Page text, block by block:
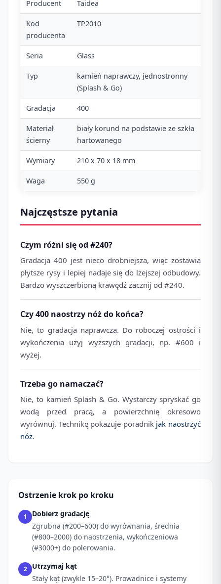
Producent Taidea
Kod
producenta
TP2010
Seria Glass
Typ
kamień naprawczy, jednostronny
(Splash & Go)
Gradacja 400
Materiał
ścierny
biały korund na podstawie ze szkła
hartowanego
Wymiary 210 x 70 x 18 mm
Waga 550 g
Najczęstsze pytania
Czym różni się od #240?
Gradacja 400 jest nieco drobniejsza, więc zostawia
płytsze rysy i lepiej nadaje się do lżejszej odbudowy.
Bardzo wyszczerbioną krawędź zacznij od #240.
Czy 400 naostrzy nóż do końca?
Nie, to gradacja naprawcza. Do roboczej ostrości i
wykończenia użyj wyższych gradacji, np. #600 i
wyżej.
Trzeba go namaczać?
Nie, to kamień Splash & Go. Wystarczy spryskać go
wodą przed pracą, a powierzchnię okresowo
wyrównuj. Technikę pokazuje poradnik jak naostrzyć
nóż.
Ostrzenie krok po kroku
1
Dobierz gradację
Zgrubna (#200–600) do wyrównania, średnia
(#800–2000) do naostrzenia, wykończeniowa
(#3000+) do polerowania.
2
Utrzymaj kąt
Stały kąt (zwykle 15–20°). Prowadnice i systemy